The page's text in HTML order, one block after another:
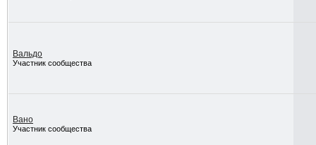
Вальдо
Участник сообщества
Вано
Участник сообщества